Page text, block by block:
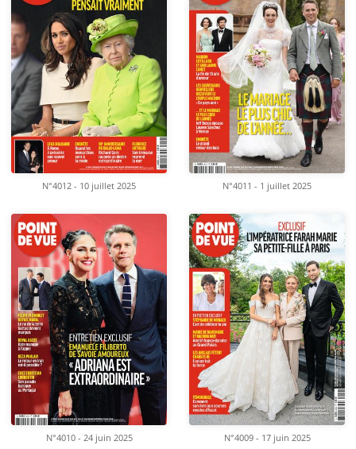
N°4012 - 10 juillet 2025 N°4011 - 1 juillet 2025
N°4010 - 24 juin 2025 N°4009 - 17 juin 2025